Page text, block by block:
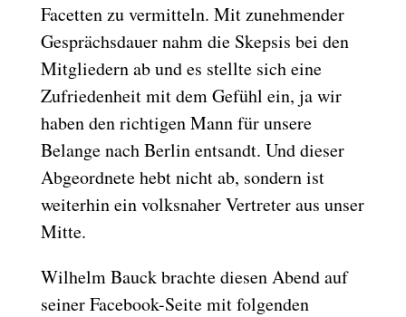
Facetten zu vermitteln. Mit zunehmender
Gesprächsdauer nahm die Skepsis bei den
Mitgliedern ab und es stellte sich eine
Zufriedenheit mit dem Gefühl ein, ja wir
haben den richtigen Mann für unsere
Belange nach Berlin entsandt. Und dieser
Abgeordnete hebt nicht ab, sondern ist
weiterhin ein volksnaher Vertreter aus unser
Mitte.
Wilhelm Bauck brachte diesen Abend auf
seiner Facebook-Seite mit folgenden